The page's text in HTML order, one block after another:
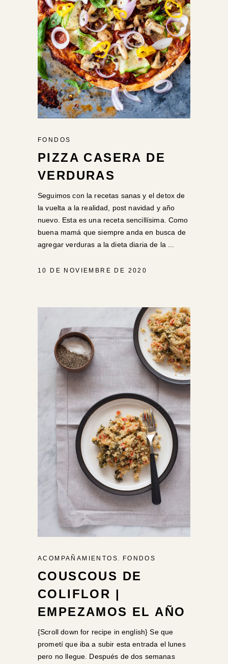
FONDOS
PIZZA CASERA DE
VERDURAS
Seguimos con la recetas sanas y el detox de
la vuelta a la realidad, post navidad y año
nuevo. Esta es una receta sencillísima. Como
buena mamá que siempre anda en busca de
agregar verduras a la dieta diaria de la
10 DE NOVIEMBRE DE 2020
ACOMPAÑAMIENTOS, FONDOS
COUSCOUS DE
COLIFLOR |
EMPEZAMOS EL AÑO
{Scroll down for recipe in english} Se que
prometí que iba a subir esta entrada el lunes
pero no llegue. Después de dos semanas